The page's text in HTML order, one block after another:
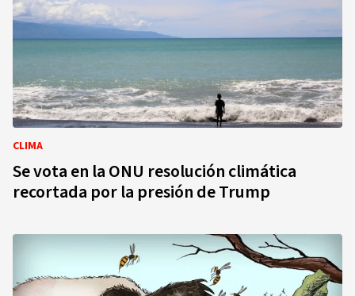
CLIMA
Se vota en la ONU resolución climática
recortada por la presión de Trump